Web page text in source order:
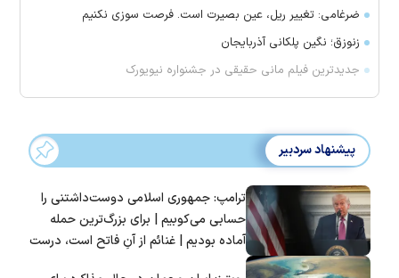
ضرغامی: تغییر ریل، عین بصیرت است. فرصت سوزی نکنیم
زنوزق؛ نگین پلکانی آذربایجان
جدیدترین فیلم مانی حقیقی در جشنواره نیویورک
پیشنهاد سردبیر
ترامپ: جمهوری اسلامی دوست‌داشتنی را
حسابی می‌کوبیم | برای بزرگ‌ترین حمله
آماده بودیم | غنائم از آنِ فاتح است، درست